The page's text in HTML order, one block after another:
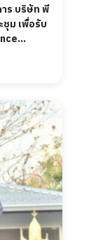
ร บริษัท พี
ชุม เพื่อรับ
ทุกคนได้มี
ยิ่งสำหรับ